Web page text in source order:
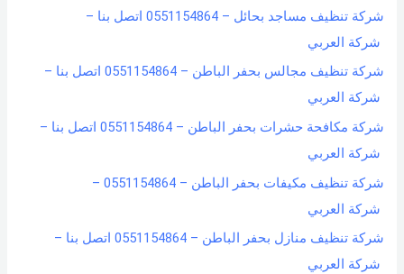
شركة تنظيف مساجد بحائل – 0551154864 اتصل بنا –
شركة العربي
شركة تنظيف مجالس بحفر الباطن – 0551154864 اتصل بنا –
شركة العربي
شركة مكافحة حشرات بحفر الباطن – 0551154864 اتصل بنا –
شركة العربي
شركة تنظيف مكيفات بحفر الباطن – 0551154864 –
شركة العربي
شركة تنظيف منازل بحفر الباطن – 0551154864 اتصل بنا –
شركة العربي